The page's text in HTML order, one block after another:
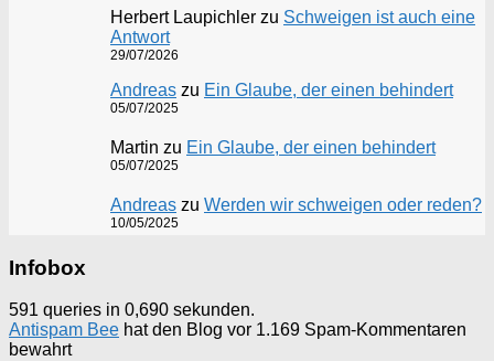
Herbert Laupichler zu Schweigen ist auch eine
Antwort
29/07/2026
Andreas zu Ein Glaube, der einen behindert
05/07/2025
Martin zu Ein Glaube, der einen behindert
05/07/2025
Andreas zu Werden wir schweigen oder reden?
10/05/2025
Infobox
591 queries in 0,690 sekunden.
Antispam Bee hat den Blog vor 1.169 Spam-Kommentaren
bewahrt